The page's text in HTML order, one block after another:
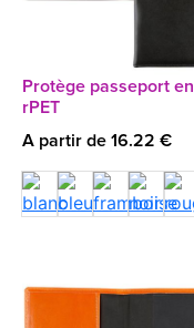
Protège passeport en
rPET
A partir de 16.22 €